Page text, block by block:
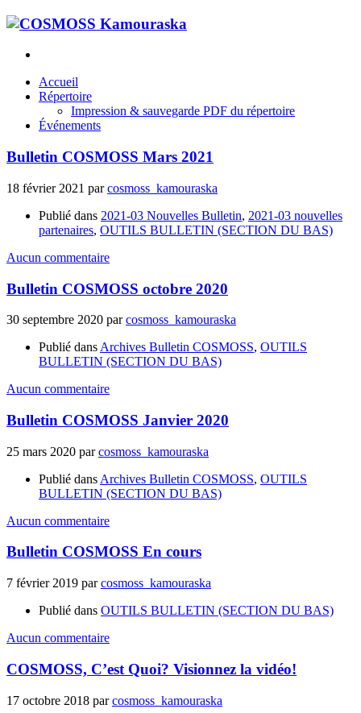
Accueil
Répertoire
Impression & sauvegarde PDF du répertoire
Événements
Bulletin COSMOSS Mars 2021
18 février 2021 parcosmoss_kamouraska
Publié dans 2021-03 Nouvelles Bulletin, 2021-03 nouvelles
partenaires, OUTILS BULLETIN (SECTION DU BAS)
Aucun commentaire
Bulletin COSMOSS octobre 2020
30 septembre 2020 parcosmoss_kamouraska
Publié dans Archives Bulletin COSMOSS, OUTILS
BULLETIN (SECTION DU BAS)
Aucun commentaire
Bulletin COSMOSS Janvier 2020
25 mars 2020 parcosmoss_kamouraska
Publié dans Archives Bulletin COSMOSS, OUTILS
BULLETIN (SECTION DU BAS)
Aucun commentaire
Bulletin COSMOSS En cours
7 février 2019 parcosmoss_kamouraska
Publié dans OUTILS BULLETIN (SECTION DU BAS)
Aucun commentaire
COSMOSS, C’est Quoi? Visionnez la vidéo!
17 octobre 2018 parcosmoss_kamouraska